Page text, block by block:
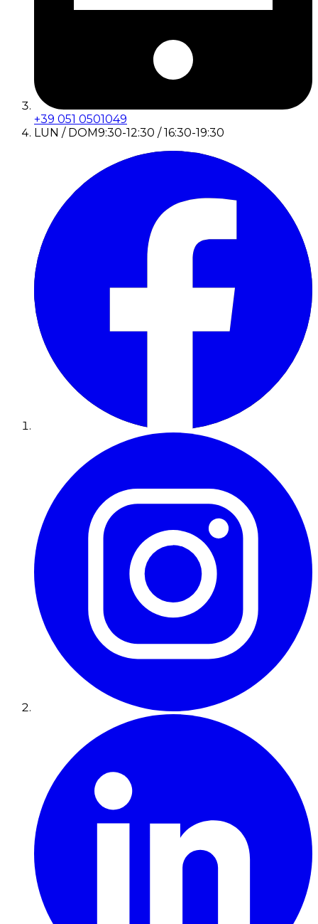
+39 051 0501049
LUN / DOM9:30-12:30 / 16:30-19:30